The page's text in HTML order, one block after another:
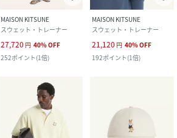
MAISON KITSUNE
スウェット・トレーナー
27,720 円 40%OFF
252ポイント(1倍)
MAISON KITSUNE
スウェット・トレーナー
21,120 円 40%OFF
192ポイント(1倍)